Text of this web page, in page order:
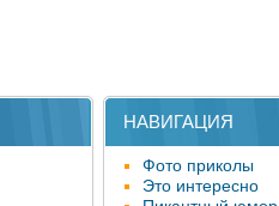
НАВИГАЦИЯ
Фото приколы
Это интересно